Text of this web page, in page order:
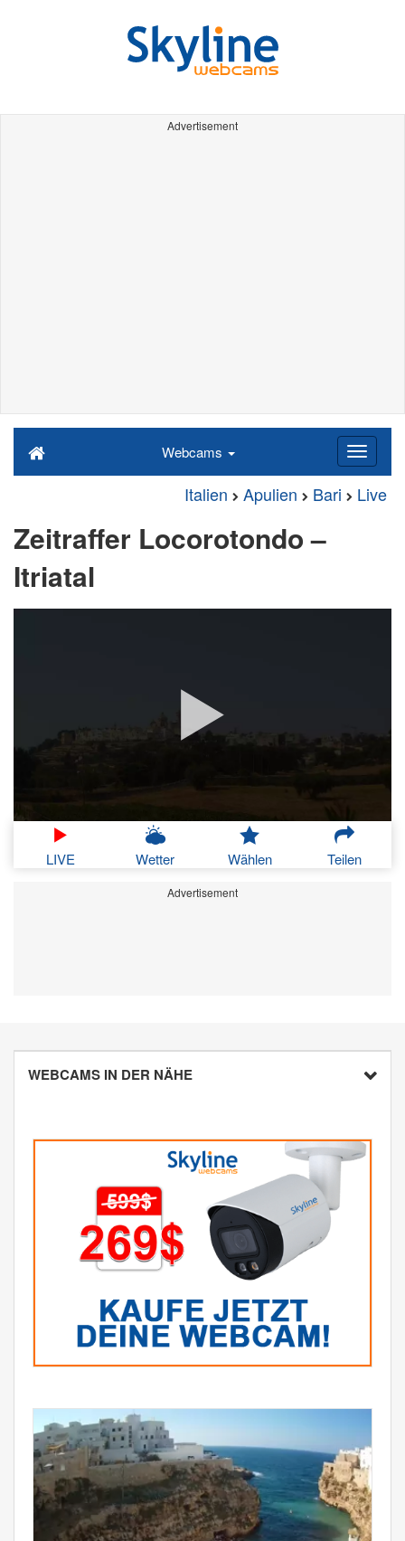
Advertisement
Webcams
Italien Apulien Bari Live
Zeitraffer Locorotondo –
Itriatal
LIVE Wetter Wählen Teilen
Advertisement
WEBCAMS IN DER NÄHE